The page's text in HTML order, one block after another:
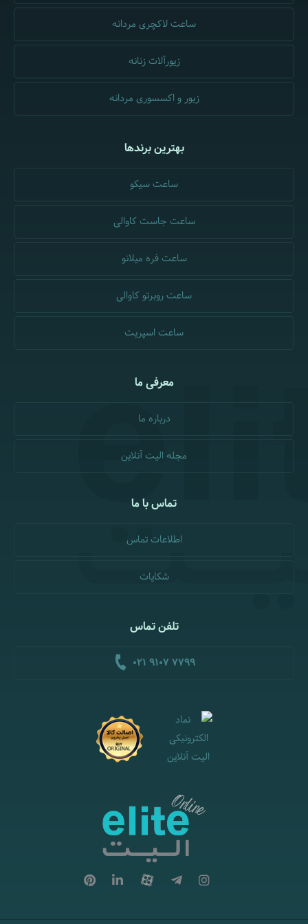
ساعت لاکچری مردانه
زیورآلات زنانه
زیور و اکسسوری مردانه
بهترین برندها
ساعت سیکو
ساعت جاست کاوالی
ساعت فره میلانو
ساعت روبرتو کاوالی
ساعت اسپریت
معرفی ما
درباره ما
مجله الیت آنلاین
تماس با ما
اطلاعات تماس
شکایات
تلفن تماس
021 9107 7799